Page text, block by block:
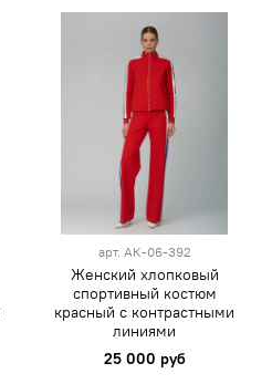
арт. АК-06-392
Женский хлопковый
спортивный костюм
красный с контрастными
линиями
25 000 руб